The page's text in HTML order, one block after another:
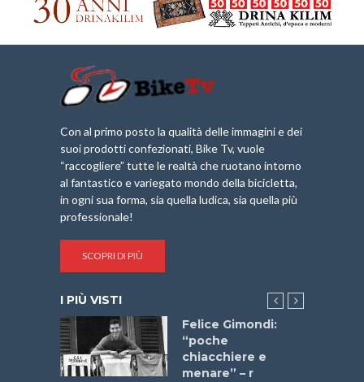
Con al primo posto la qualità delle immagini e dei
suoi prodotti confezionati, Bike Tv, vuole
“raccogliere” tutte le realtà che ruotano intorno
al fantastico e variegato mondo della bicicletta,
in ogni sua forma, sia quella ludica, sia quella più
professionale!
SCOPRI DI PIÙ
I PIÙ VISTI
Felice Gimondi:
“poche
chiacchiere e
menare” – r